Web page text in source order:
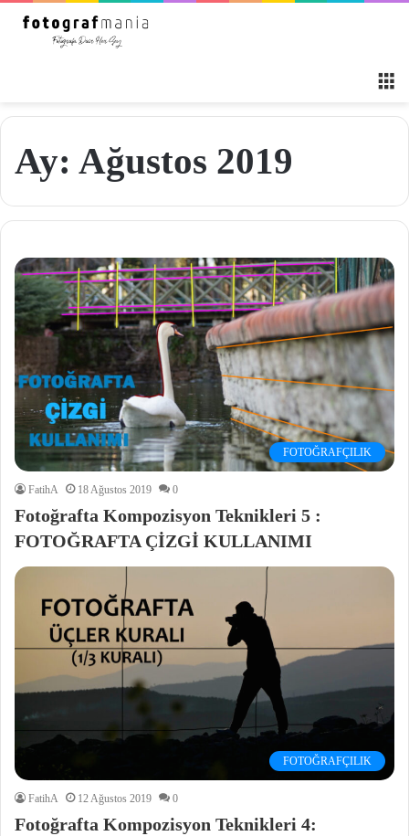
Ay: Ağustos 2019
FOTOĞRAFÇILIK
FatihA 18 Ağustos 2019 0
Fotoğrafta Kompozisyon Teknikleri 5 :
FOTOĞRAFTA ÇİZGİ KULLANIMI
FOTOĞRAFÇILIK
FatihA 12 Ağustos 2019 0
Fotoğrafta Kompozisyon Teknikleri 4: